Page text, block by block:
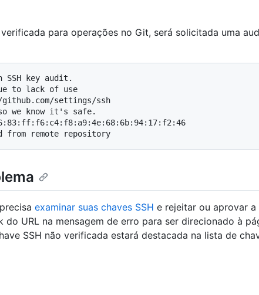
para operações no Git, será solicitada uma
SSH key audit.
to lack of use
settings/ssh
we know it's safe.
examinar suas chaves SSH e rejeitar ou aprovar a
do URL na mensagem de erro para ser direcionado à
SSH não verificada estará destacada na lista de